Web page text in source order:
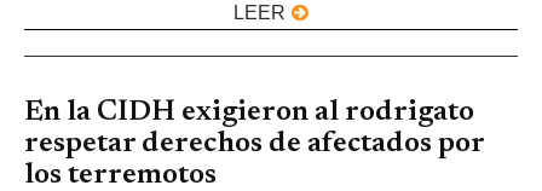
LEER
En la CIDH exigieron al rodrigato
respetar derechos de afectados por
los terremotos